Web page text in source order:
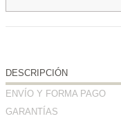
DESCRIPCIÓN
ENVÍO Y FORMA PAGO
GARANTÍAS